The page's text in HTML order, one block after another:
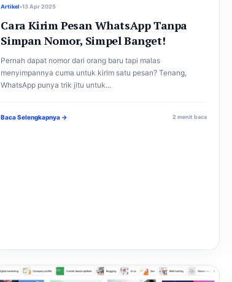
Artikel•13 Apr 2025
Cara Kirim Pesan WhatsApp Tanpa
Simpan Nomor, Simpel Banget!
Pernah dapat nomor dari orang baru tapi malas
menyimpannya cuma untuk kirim satu pesan? Tenang,
WhatsApp punya trik jitu untuk...
Baca Selengkapnya → 2 menit baca